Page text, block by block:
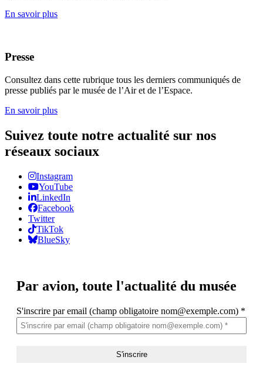
En savoir plus
Presse
Consultez dans cette rubrique tous les derniers communiqués de
presse publiés par le musée de l’Air et de l’Espace.
En savoir plus
Suivez toute notre actualité sur nos
réseaux sociaux
Instagram
YouTube
LinkedIn
Facebook
Twitter
TikTok
BlueSky
Par avion, toute l'actualité du musée
S'inscrire par email (champ obligatoire nom@exemple.com) *